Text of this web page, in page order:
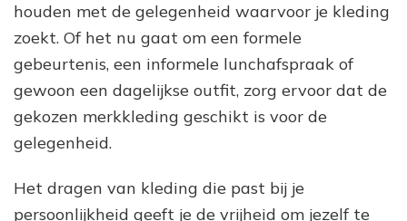
houden met de gelegenheid waarvoor je kleding
zoekt. Of het nu gaat om een formele
gebeurtenis, een informele lunchafspraak of
gewoon een dagelijkse outfit, zorg ervoor dat de
gekozen merkkleding geschikt is voor de
gelegenheid.
Het dragen van kleding die past bij je
persoonlijkheid geeft je de vrijheid om jezelf te